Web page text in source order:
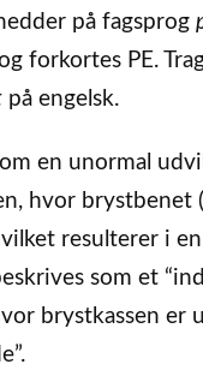
på fagsprog
forkortes PE.
på engelsk.
en unormal
hvor brystbenet
resulterer i
som et
brystkassen er